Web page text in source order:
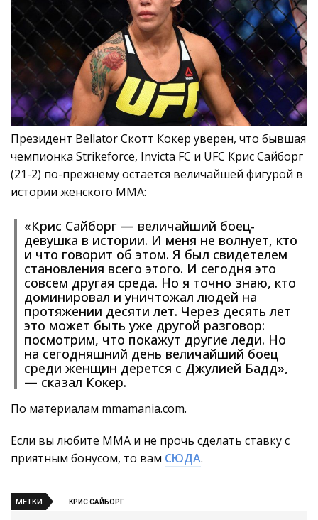
Президент Bellator Скотт Кокер уверен, что бывшая
чемпионка Strikeforce, Invicta FC и UFC Крис Сайборг
(21-2) по-прежнему остается величайшей фигурой в
истории женского ММА:
«Крис Сайборг — величайший боец-
девушка в истории. И меня не волнует, кто
и что говорит об этом. Я был свидетелем
становления всего этого. И сегодня это
совсем другая среда. Но я точно знаю, кто
доминировал и уничтожал людей на
протяжении десяти лет. Через десять лет
это может быть уже другой разговор:
посмотрим, что покажут другие леди. Но
на сегодняшний день величайший боец
среди женщин дерется с Джулией Бадд»,
— сказал Кокер.
По материалам mmamania.com.
Если вы любите ММА и не прочь сделать ставку с
приятным бонусом, то вам СЮДА.
МЕТКИ КРИС САЙБОРГ